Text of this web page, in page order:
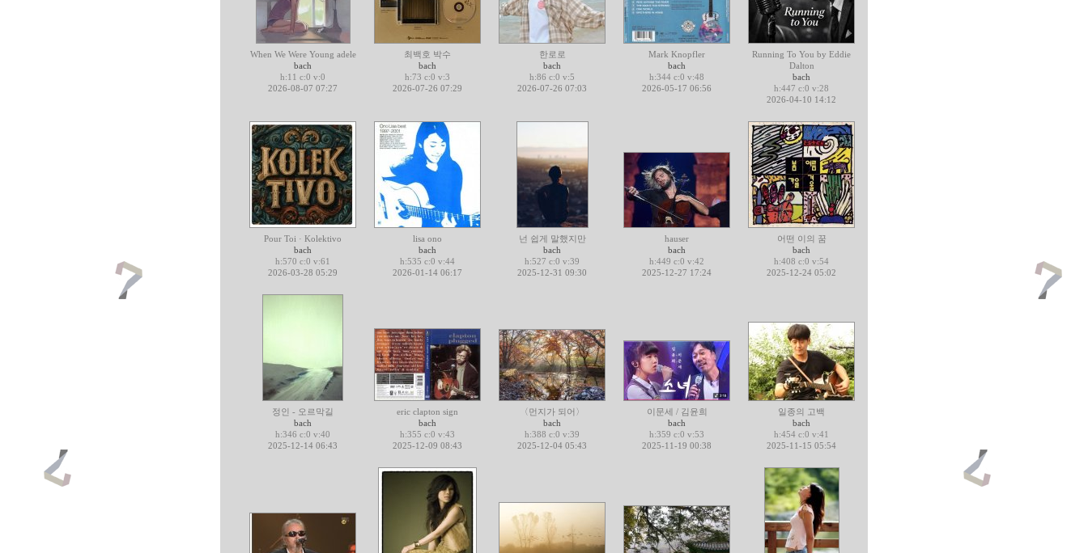
When We Were Young adele
bach
h:11 c:0 v:0
2026-08-07 07:27
최백호 박수
bach
h:73 c:0 v:3
2026-07-26 07:29
한로로
bach
h:86 c:0 v:5
2026-07-26 07:03
Mark Knopfler
bach
h:344 c:0 v:48
2026-05-17 06:56
Running To You by Eddie
Dalton
bach
h:447 c:0 v:28
2026-04-10 14:12
Pour Toi · Kolektivo
bach
h:570 c:0 v:61
2026-03-28 05:29
lisa ono
bach
h:535 c:0 v:44
2026-01-14 06:17
넌 쉽게 말했지만
bach
h:527 c:0 v:39
2025-12-31 09:30
hauser
bach
h:449 c:0 v:42
2025-12-27 17:24
어떤 이의 꿈
bach
h:408 c:0 v:54
2025-12-24 05:02
정인 - 오르막길
bach
h:346 c:0 v:40
2025-12-14 06:43
eric clapton sign
bach
h:355 c:0 v:43
2025-12-09 08:43
〈먼지가 되어〉
bach
h:388 c:0 v:39
2025-12-04 05:43
이문세 / 김윤희
bach
h:359 c:0 v:53
2025-11-19 00:38
일종의 고백
bach
h:454 c:0 v:41
2025-11-15 05:54